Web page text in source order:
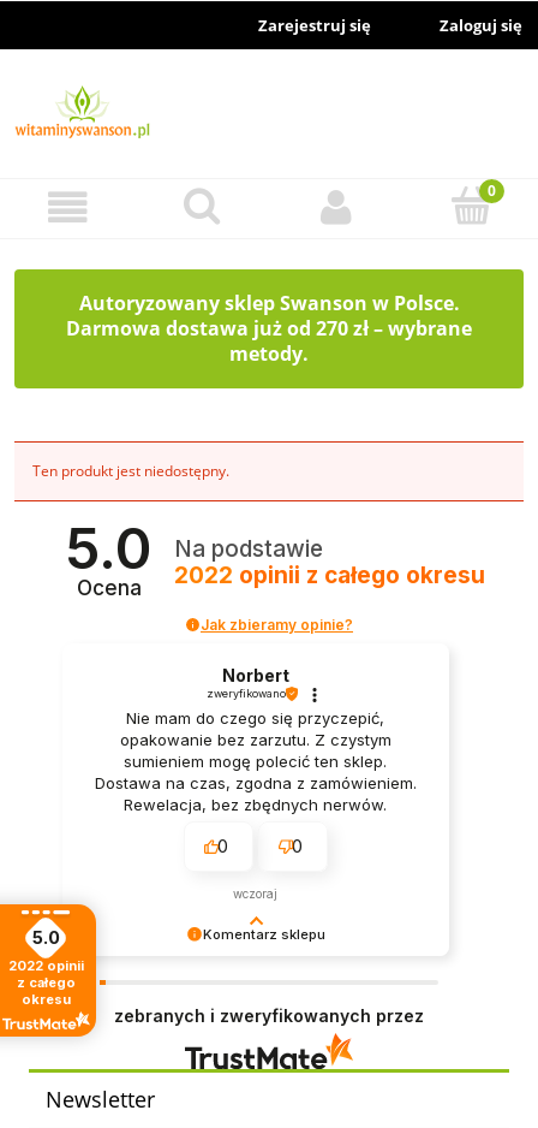
Zarejestruj się Zaloguj się
Autoryzowany sklep Swanson w Polsce.
Darmowa dostawa już od 270 zł – wybrane
metody.
Ten produkt jest niedostępny.
5.0
Ocena
Na podstawie
2022 opinii z całego okresu
Jak zbieramy opinie?
Komentarz sklepu
Twoje słowa wiele dla nas znaczą! Cieszymy się,
starań, by każda kolejna wizyta w naszym sklepie
była równie udana.
Norbert
zweryfikowano
Nie mam do czego się przyczepić,
opakowanie bez zarzutu. Z czystym
sumieniem mogę polecić ten sklep.
Dostawa na czas, zgodna z zamówieniem.
Rewelacja, bez zbędnych nerwów.
0 0
wczoraj
zebranych i zweryfikowanych przez
Newsletter
5.0
2022 opinii
z całego
okresu